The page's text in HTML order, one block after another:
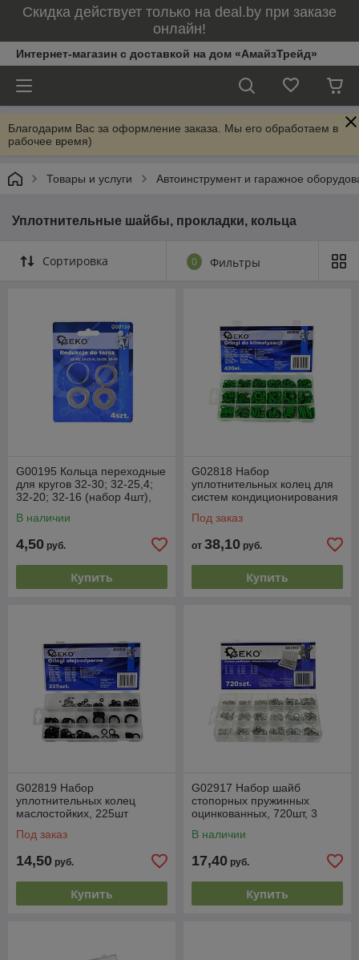
Скидка действует только на deal.by при заказе
онлайн!
Интернет-магазин с доставкой на дом «АмайзТрейд»
Благодарим Вас за оформление заказа. Мы его обработаем в
рабочее время)
Товары и услуги Автоинструмент и гаражное
Уплотнительные шайбы, прокладки, кольца
Сортировка 0 Фильтры
G00195 Кольца переходные
для кругов 32-30; 32-25,4;
32-20; 32-16 (набор 4шт),
В наличии
4,50 руб.
Купить
G02818 Набор
уплотнительных колец для
систем кондиционирования
GEKO
Под заказ
от 38,10 руб.
Купить
G02819 Набор
уплотнительных колец
маслостойких, 225шт
Под заказ
14,50 руб.
Купить
G02917 Набор шайб
стопорных пружинных
оцинкованных, 720шт, 3
5901477151996 (CN)
В наличии
17,40 руб.
Купить